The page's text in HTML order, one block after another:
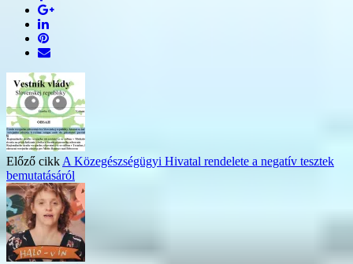
Előző cikk A Közegészségügyi Hivatal rendelete a negatív tesztek
bemutatásáról